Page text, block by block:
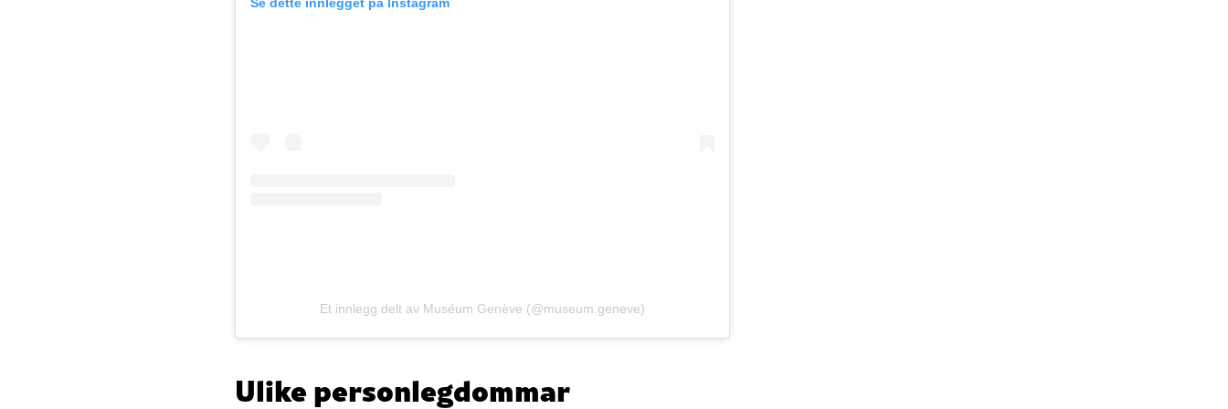
Et innlegg delt av Muséum Genève (@museum.geneve)
Ulike personlegdommar